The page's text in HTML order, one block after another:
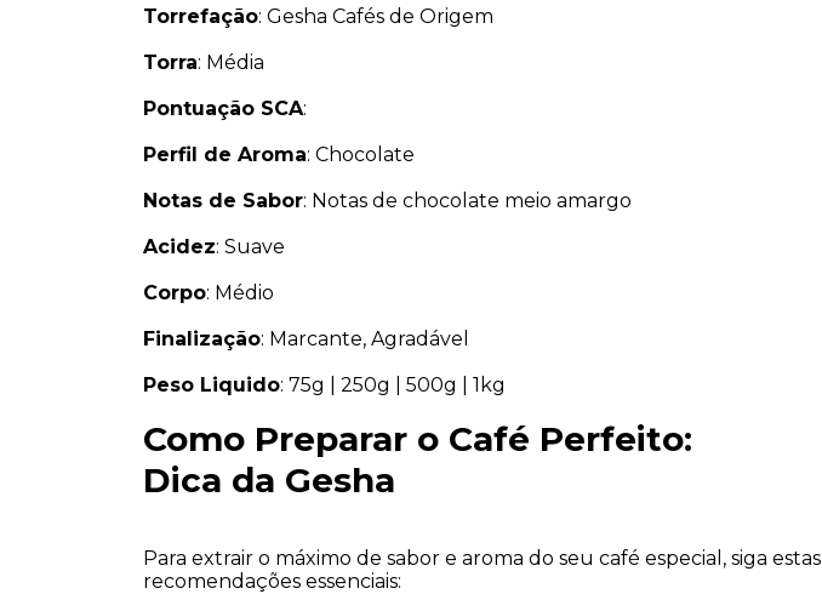
Torrefação: Gesha Cafés de Origem
Torra: Média
Pontuação SCA:
Perfil de Aroma: Chocolate
Notas de Sabor: Notas de chocolate meio amargo
Acidez: Suave
Corpo: Médio
Finalização: Marcante, Agradável
Peso Liquido: 75g | 250g | 500g | 1kg
Como Preparar o Café Perfeito:
Dica da Gesha
Para extrair o máximo de sabor e aroma do seu café especial, siga estas
recomendações essenciais: